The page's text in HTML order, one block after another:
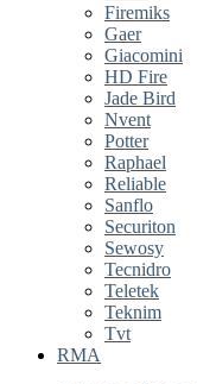
Firemiks
Gaer
Giacomini
HD Fire
Jade Bird
Nvent
Potter
Raphael
Reliable
Sanflo
Securiton
Sewosy
Tecnidro
Teletek
Teknim
Tvt
RMA